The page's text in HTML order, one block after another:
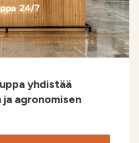
yhdistää
agronomisen